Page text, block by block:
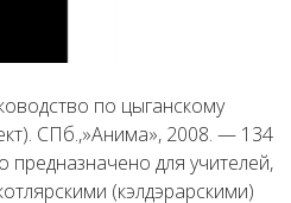
по цыганскому
СПб.,»Анима», 2008. — 134
предназначено для учителей,
(кэлдэрарскими)